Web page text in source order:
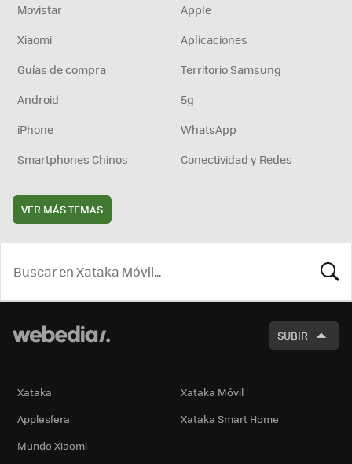
Movistar
Apple
Xiaomi
Aplicaciones
Guías de compra
Territorio Samsung
Android
5g
iPhone
WhatsApp
Smartphones Chinos
Conectividad y Redes
VER MÁS TEMAS
SUBIR
Xataka
Xataka Móvil
Applesfera
Xataka Smart Home
Mundo Xiaomi